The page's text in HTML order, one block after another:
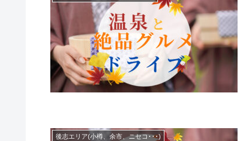
後志エリア(小樽、余市、ニセコ･･･)